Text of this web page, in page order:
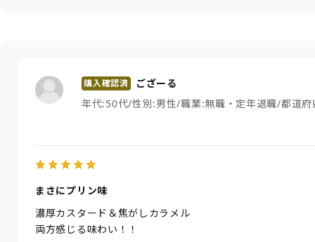
ござーる
年代:50代 性別:男性 職業:無職・定年退職 都道府
まさにプリン味
濃厚カスタード＆焦がしカラメル
両方感じる味わい！！